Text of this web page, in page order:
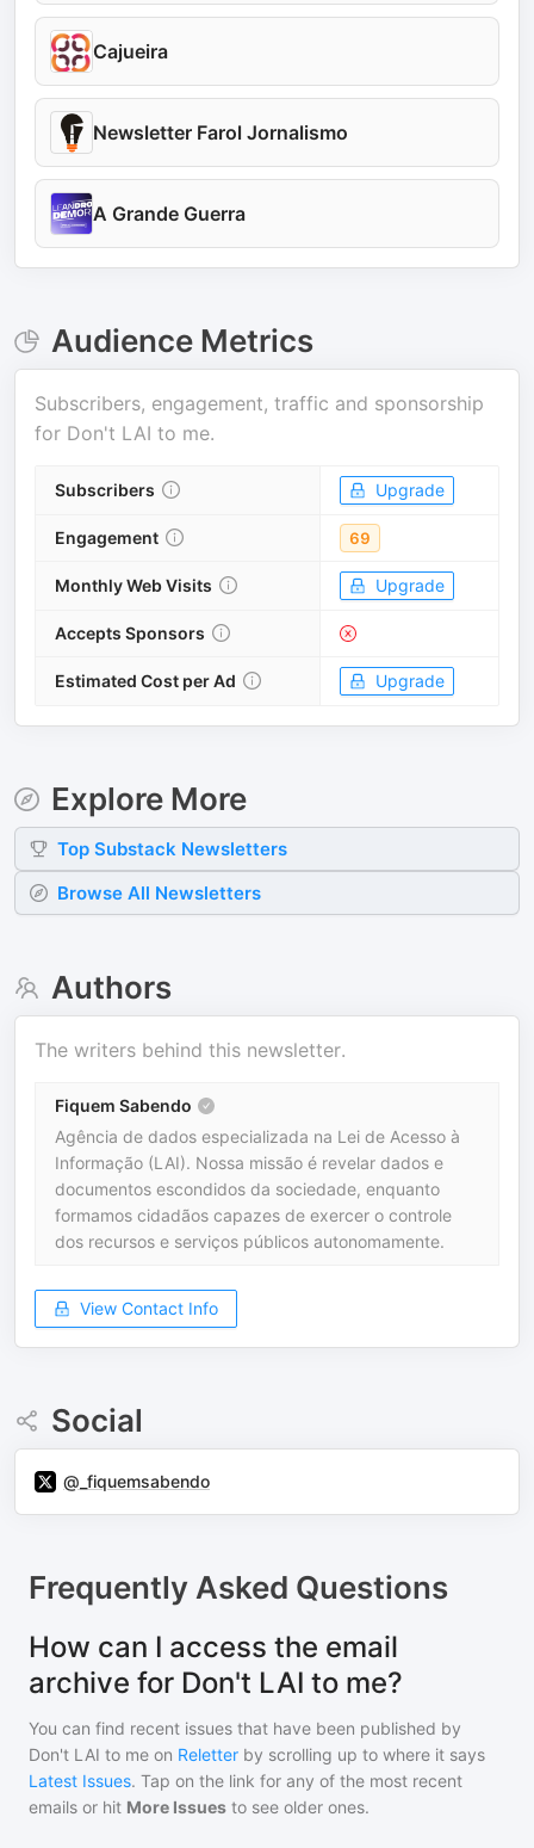
Cajueira
Newsletter Farol Jornalismo
A Grande Guerra
Audience Metrics
Subscribers, engagement, traffic and sponsorship
for Don't LAI to me.
Subscribers Upgrade
Engagement 69
Monthly Web Visits Upgrade
Accepts Sponsors
Estimated Cost per Ad Upgrade
Explore More
Top Substack Newsletters
Browse All Newsletters
Authors
The writers behind this newsletter.
Fiquem Sabendo
Agência de dados especializada na Lei de Acesso à
Informação (LAI). Nossa missão é revelar dados e
documentos escondidos da sociedade, enquanto
formamos cidadãos capazes de exercer o controle
dos recursos e serviços públicos autonomamente.
View Contact Info
Social
@_fiquemsabendo
Frequently Asked Questions
How can I access the email
archive for Don't LAI to me?
You can find recent issues that have been published by
Don't LAI to me on Reletter by scrolling up to where it says
Latest Issues. Tap on the link for any of the most recent
emails or hit More Issues to see older ones.